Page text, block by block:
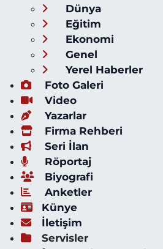
Dünya
Eğitim
Ekonomi
Genel
Yerel Haberler
Foto Galeri
Video
Yazarlar
Firma Rehberi
Seri İlan
Röportaj
Biyografi
Anketler
Künye
İletişim
Servisler